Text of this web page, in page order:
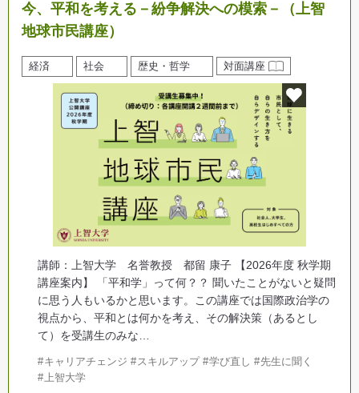
今、平和を考える－紛争解決への模索－（上智
地球市民講座）
経済 社会 歴史・哲学 対面講座
講師：上智大学 名誉教授 都留 康子 【2026年度 秋学期
講座案内】 「平和学」って何？？ 聞いたことがないと疑問
に思う人もいるかと思います。この講座では国際政治学の
視点から、平和とは何かを考え、その解決策（あるとし
て）を受講生のみな…
キャリアチェンジ スキルアップ 学び直し
先生に聞く
上智大学